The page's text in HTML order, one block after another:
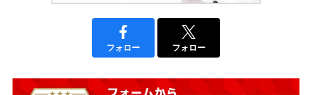
フォロー フォロー